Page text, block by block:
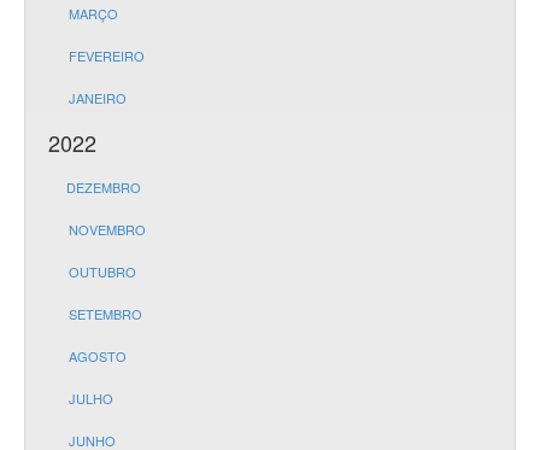
MARÇO
FEVEREIRO
JANEIRO
2022
DEZEMBRO
NOVEMBRO
OUTUBRO
SETEMBRO
AGOSTO
JULHO
JUNHO